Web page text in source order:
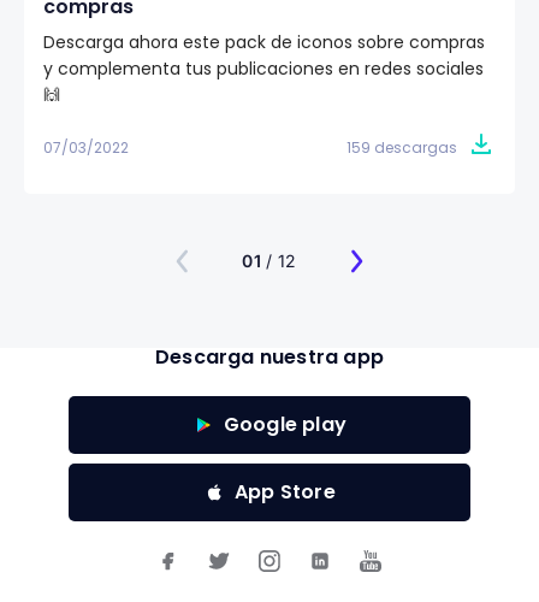
compras
Descarga ahora este pack de iconos sobre compras
y complementa tus publicaciones en redes sociales
🙌
07/03/2022 159 descargas
01 / 12
Descarga nuestra app
Google play
App Store